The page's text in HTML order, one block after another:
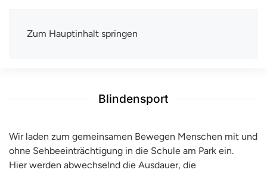
Zum Hauptinhalt springen
TSV Berlin-Wittenau e.V.
Blindensport
Wir laden zum gemeinsamen Bewegen Menschen mit und
ohne Sehbeeinträchtigung in die Schule am Park ein.
Hier werden abwechselnd die Ausdauer, die